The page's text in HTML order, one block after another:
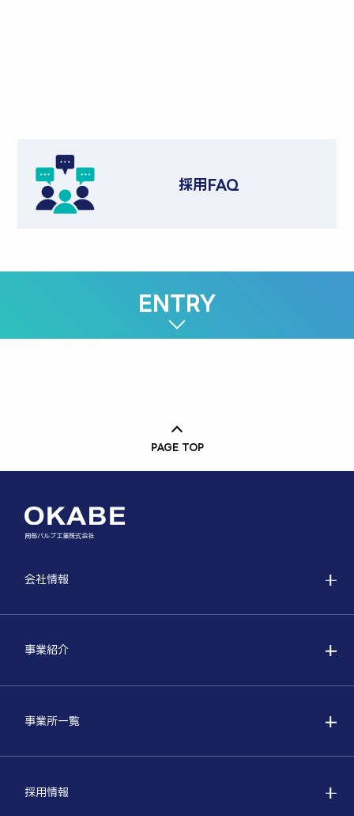
採用FAQ
ENTRY
PAGE TOP
岡部バルブ工業株式会社
会社情報
事業紹介
事業所一覧
採用情報